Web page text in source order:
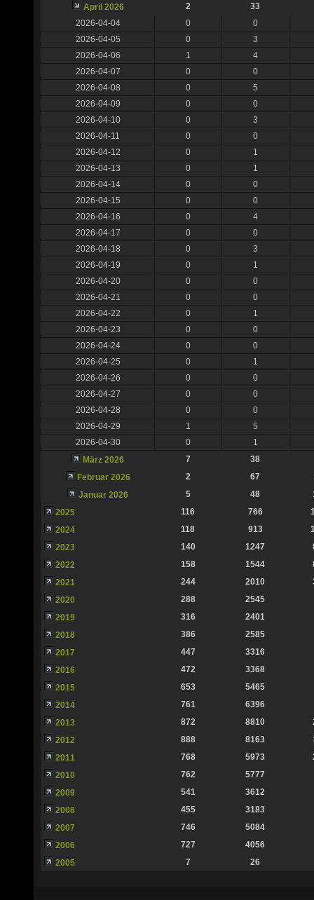
April 2026
2
33
2026-04-04
0
0
2026-04-05
0
3
2026-04-06
1
4
2026-04-07
0
0
2026-04-08
0
5
2026-04-09
0
0
2026-04-10
0
3
2026-04-11
0
0
2026-04-12
0
1
2026-04-13
0
1
2026-04-14
0
0
2026-04-15
0
0
2026-04-16
0
4
2026-04-17
0
0
2026-04-18
0
3
2026-04-19
0
1
2026-04-20
0
0
2026-04-21
0
0
2026-04-22
0
1
2026-04-23
0
0
2026-04-24
0
0
2026-04-25
0
1
2026-04-26
0
0
2026-04-27
0
0
2026-04-28
0
0
2026-04-29
1
5
2026-04-30
0
1
März 2026
7
38
Februar 2026
2 67
Januar 2026
5 48
2025
116 766
2024
118 913
2023
140 1247
2022
158 1544
2021
244 2010
2020
288
2545
2019
316
2401
2018
386
2585
2017
447
3316
2016
472
3368
2015
653
5465
2014
761
6396
2013
872 8810
2012
888 8163
2011
768 5973
2010
762
5777
2009
541
3612
2008
455
3183
2007
746
5084
2006
727
4056
2005
7 26